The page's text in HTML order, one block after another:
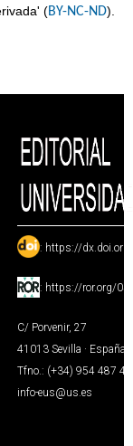
(BY-NC-ND).
: https://
: https://ror.org/
C/ Porvenir, 27
41013 Sevilla · España
Tfno.: (+34) 954 487
info-eus@us.es